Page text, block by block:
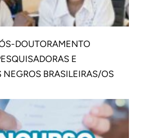
DOUTORAMENTO
E
NEGROS BRASILEIRAS/OS